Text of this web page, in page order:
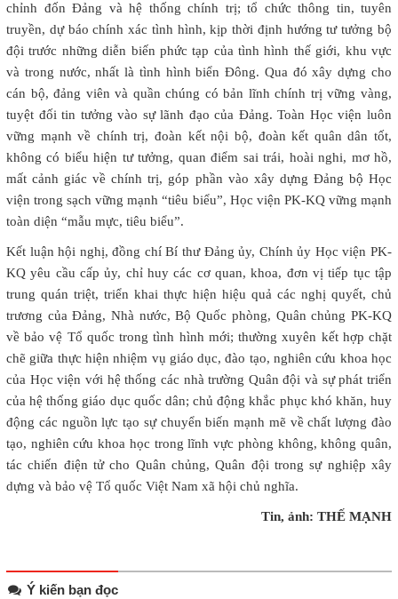
chỉnh đốn Đảng và hệ thống chính trị; tổ chức thông tin, tuyên
truyền, dự báo chính xác tình hình, kịp thời định hướng tư tưởng bộ
đội trước những diễn biến phức tạp của tình hình thế giới, khu vực
và trong nước, nhất là tình hình biển Đông. Qua đó xây dựng cho
cán bộ, đảng viên và quần chúng có bản lĩnh chính trị vững vàng,
tuyệt đối tin tưởng vào sự lãnh đạo của Đảng. Toàn Học viện luôn
vững mạnh về chính trị, đoàn kết nội bộ, đoàn kết quân dân tốt,
không có biểu hiện tư tưởng, quan điểm sai trái, hoài nghi, mơ hồ,
mất cảnh giác về chính trị, góp phần vào xây dựng Đảng bộ Học
viện trong sạch vững mạnh “tiêu biểu”, Học viện PK-KQ vững mạnh
toàn diện “mẫu mực, tiêu biểu”.
Kết luận hội nghị, đồng chí Bí thư Đảng ủy, Chính ủy Học viện PK-
KQ yêu cầu cấp ủy, chỉ huy các cơ quan, khoa, đơn vị tiếp tục tập
trung quán triệt, triển khai thực hiện hiệu quả các nghị quyết, chủ
trương của Đảng, Nhà nước, Bộ Quốc phòng, Quân chủng PK-KQ
về bảo vệ Tổ quốc trong tình hình mới; thường xuyên kết hợp chặt
chẽ giữa thực hiện nhiệm vụ giáo dục, đào tạo, nghiên cứu khoa học
của Học viện với hệ thống các nhà trường Quân đội và sự phát triển
của hệ thống giáo dục quốc dân; chủ động khắc phục khó khăn, huy
động các nguồn lực tạo sự chuyển biến mạnh mẽ về chất lượng đào
tạo, nghiên cứu khoa học trong lĩnh vực phòng không, không quân,
tác chiến điện tử cho Quân chủng, Quân đội trong sự nghiệp xây
dựng và bảo vệ Tổ quốc Việt Nam xã hội chủ nghĩa.
Tin, ảnh: THẾ MẠNH
Ý kiến bạn đọc